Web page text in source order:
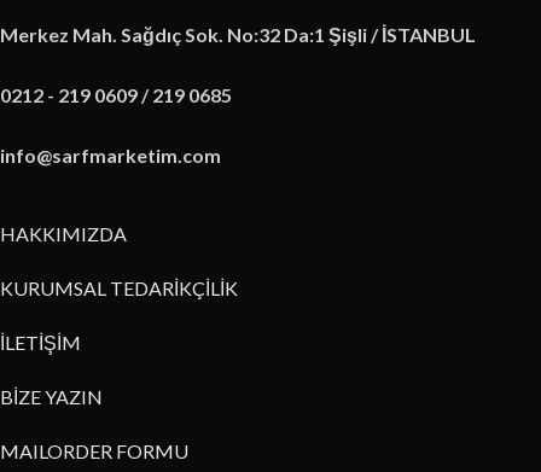
Merkez Mah. Sağdıç Sok. No:32 Da:1 Şişli / İSTANBUL
0212 - 219 0609 / 219 0685
info@sarfmarketim.com
HAKKIMIZDA
KURUMSAL TEDARİKÇİLİK
İLETİŞİM
BİZE YAZIN
MAILORDER FORMU